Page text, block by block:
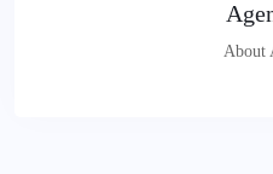
About